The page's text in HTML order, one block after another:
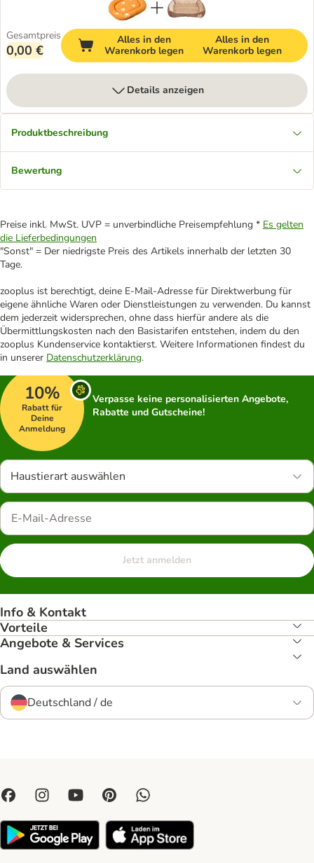
Gesamtpreis
0,00 €
Alles in den
Warenkorb legen
Alles in den
Warenkorb legen
Details anzeigen
Produktbeschreibung
Bewertung
Preise inkl. MwSt. UVP = unverbindliche Preisempfehlung * Es gelten
die Lieferbedingungen
"Sonst" = Der niedrigste Preis des Artikels innerhalb der letzten 30
Tage.
zooplus ist berechtigt, deine E-Mail-Adresse für Direktwerbung für
eigene ähnliche Waren oder Dienstleistungen zu verwenden. Du kannst
dem jederzeit widersprechen, ohne dass hierfür andere als die
Übermittlungskosten nach den Basistarifen entstehen, indem du den
zooplus Kundenservice kontaktierst. Weitere Informationen findest du
in unserer Datenschutzerklärung.
10%
Rabatt für
Deine
Anmeldung
Verpasse keine personalisierten Angebote,
Rabatte und Gutscheine!
Haustierart auswählen
Jetzt anmelden
Info & Kontakt
Vorteile
Angebote & Services
Land auswählen
Deutschland / de